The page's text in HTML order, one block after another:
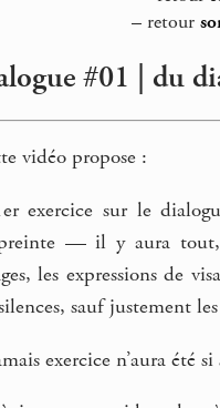
–retour
#01 | du
vidéo propose :
exercice sur le
— il y aura tout,
les expressions de
sauf justement
exercice n’aura été